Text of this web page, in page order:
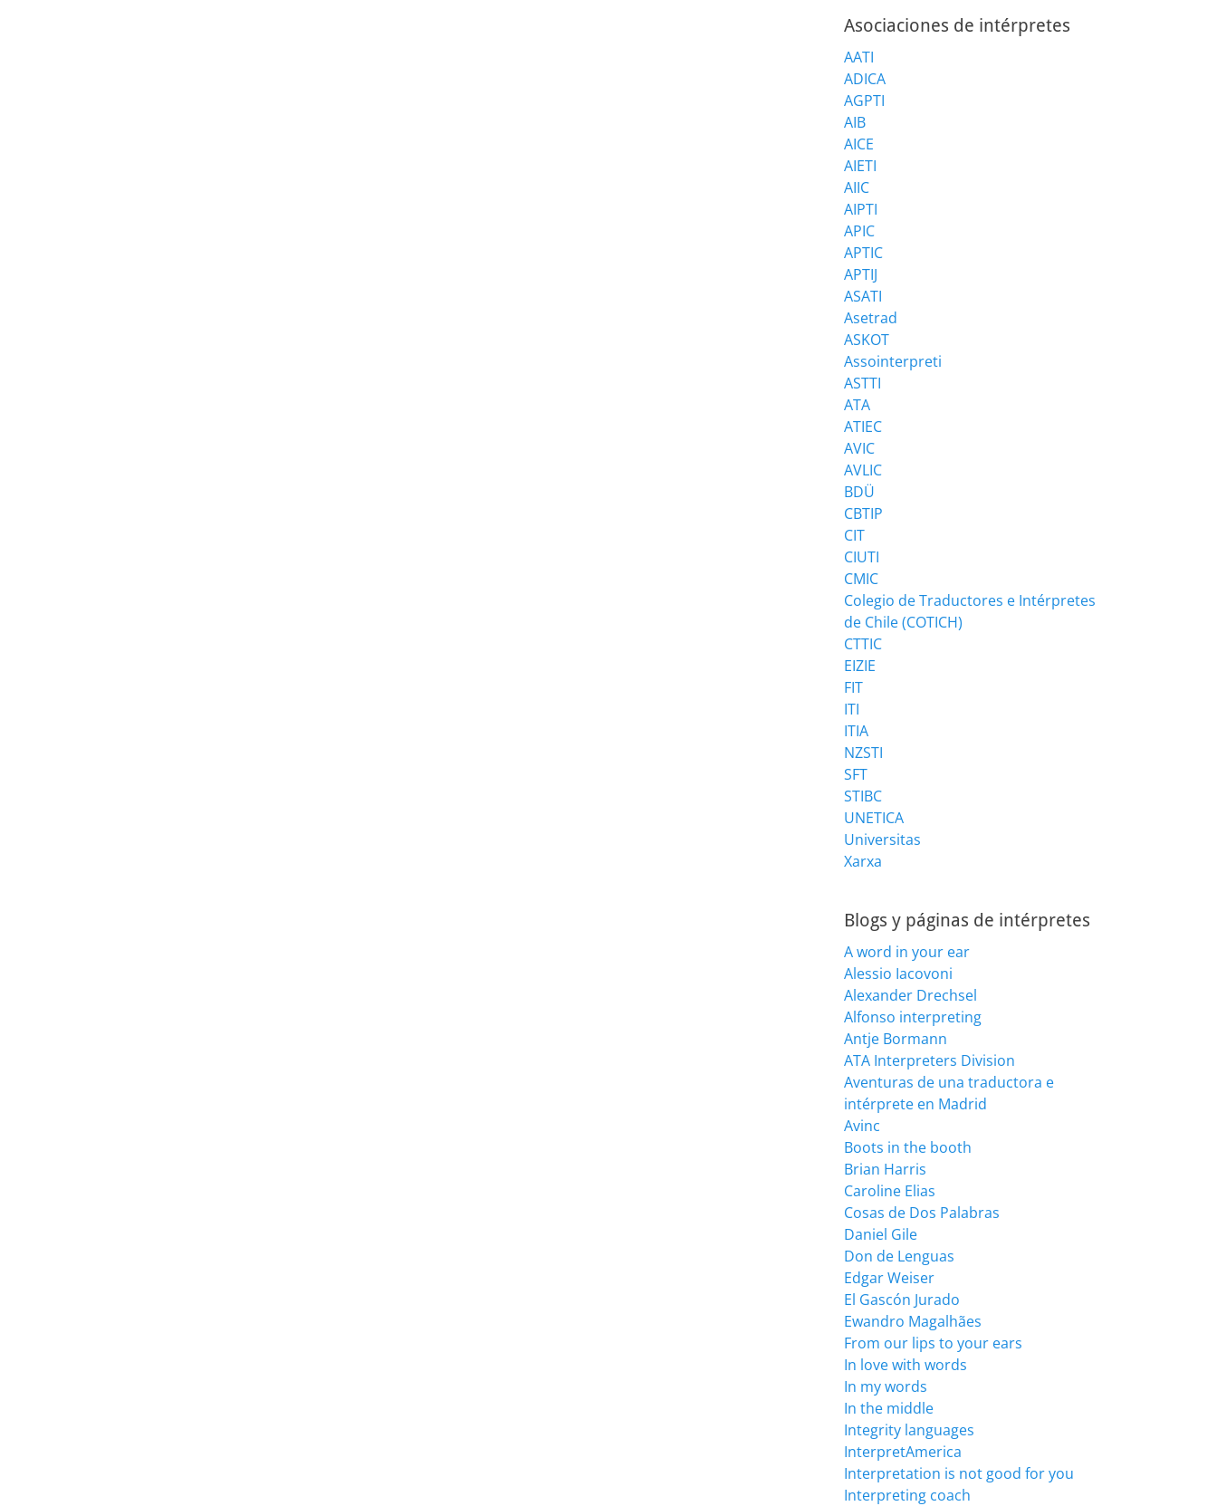
Asociaciones de intérpretes
AATI
ADICA
AGPTI
AIB
AICE
AIETI
AIIC
AIPTI
APIC
APTIC
APTIJ
ASATI
Asetrad
ASKOT
Assointerpreti
ASTTI
ATA
ATIEC
AVIC
AVLIC
BDÜ
CBTIP
CIT
CIUTI
CMIC
Colegio de Traductores e Intérpretes
de Chile (COTICH)
CTTIC
EIZIE
FIT
ITI
ITIA
NZSTI
SFT
STIBC
UNETICA
Universitas
Xarxa
Blogs y páginas de intérpretes
A word in your ear
Alessio Iacovoni
Alexander Drechsel
Alfonso interpreting
Antje Bormann
ATA Interpreters Division
Aventuras de una traductora e
intérprete en Madrid
Avinc
Boots in the booth
Brian Harris
Caroline Elias
Cosas de Dos Palabras
Daniel Gile
Don de Lenguas
Edgar Weiser
El Gascón Jurado
Ewandro Magalhães
From our lips to your ears
In love with words
In my words
In the middle
Integrity languages
InterpretAmerica
Interpretation is not good for you
Interpreting coach